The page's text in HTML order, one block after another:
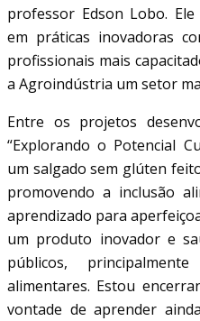
professor Edson Lobo.
em práticas inovadoras
profissionais mais
a Agroindústria um setor
Entre os projetos
“Explorando o Potencial
um salgado sem glúten
promovendo a inclusão
aprendizado para
um produto inovador e
públicos,
alimentares. Estou
vontade de aprender